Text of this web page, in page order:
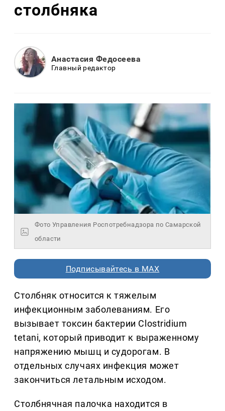
столбняка
Анастасия Федосеева
Главный редактор
Фото Управления Роспотребнадзора по Самарской
области
Подписывайтесь в MAX
Столбняк относится к тяжелым
инфекционным заболеваниям. Его
вызывает токсин бактерии Clostridium
tetani, который приводит к выраженному
напряжению мышц и судорогам. В
отдельных случаях инфекция может
закончиться летальным исходом.
Столбнячная палочка находится в